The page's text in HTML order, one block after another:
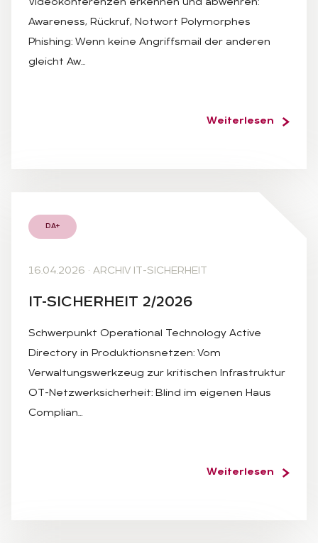
Videokonferenzen erkennen und abwehren:
Awareness, Rückruf, Notwort Polymorphes
Phishing: Wenn keine Angriffsmail der anderen
gleicht Aw…
Weiterlesen
DA+
16.04.2026 · ARCHIV IT-SICHERHEIT
IT-SI­CHER­HEIT 2/2026
Schwerpunkt Operational Technology Active
Directory in Produktionsnetzen: Vom
Verwaltungswerkzeug zur kritischen Infrastruktur
OT-Netzwerksicherheit: Blind im eigenen Haus
Complian…
Weiterlesen